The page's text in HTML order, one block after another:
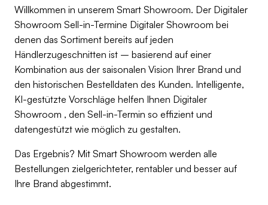
Willkommen in unserem Smart Showroom. Der Digitaler
Showroom Sell-in-Termine Digitaler Showroom bei
denen das Sortiment bereits auf jeden
Händlerzugeschnitten ist – basierend auf einer
Kombination aus der saisonalen Vision Ihrer Brand und
den historischen Bestelldaten des Kunden. Intelligente,
KI-gestützte Vorschläge helfen Ihnen Digitaler
Showroom , den Sell-in-Termin so effizient und
datengestützt wie möglich zu gestalten.
Das Ergebnis? Mit Smart Showroom werden alle
Bestellungen zielgerichteter, rentabler und besser auf
Ihre Brand abgestimmt.